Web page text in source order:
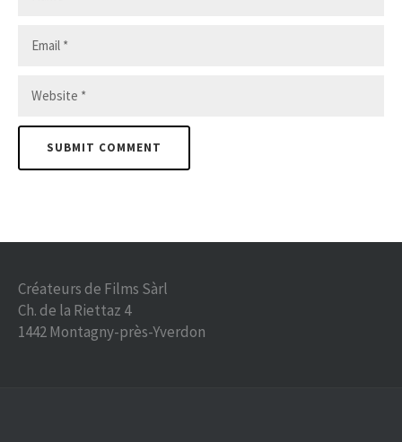
Créateurs de Films Sàrl
Ch. de la Riettaz 4
1442 Montagny-près-Yverdon